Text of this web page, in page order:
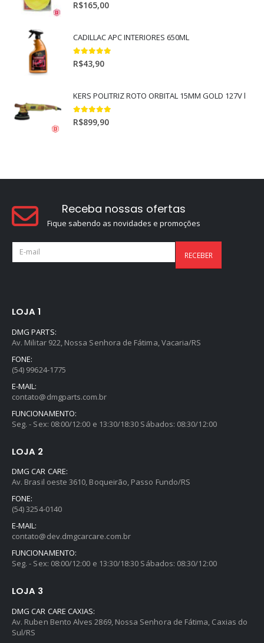
5.00out of 5
R$165,00
CADILLAC APC INTERIORES 650ML
5.00out of 5
R$43,90
KERS POLITRIZ ROTO ORBITAL 15MM GOLD 127V l
5.00out of 5
R$899,90
Receba nossas ofertas
Fique sabendo as novidades e promoções
LOJA 1
DMG PARTS:
Av. Militar 922, Nossa Senhora de Fátima, Vacaria/RS
FONE:
(54) 99624-1775
E-MAIL:
contato@dmgparts.com.br
FUNCIONAMENTO:
Seg. - Sex: 08:00/12:00 e 13:30/18:30 Sábados: 08:30/12:00
LOJA 2
DMG CAR CARE:
Av. Brasil oeste 3610, Boqueirão, Passo Fundo/RS
FONE:
(54) 3254-0140
E-MAIL:
contato@dev.dmgcarcare.com.br
FUNCIONAMENTO:
Seg. - Sex: 08:00/12:00 e 13:30/18:30 Sábados: 08:30/12:00
LOJA 3
DMG CAR CARE CAXIAS:
Av. Ruben Bento Alves 2869, Nossa Senhora de Fátima, Caxias do
Sul/RS